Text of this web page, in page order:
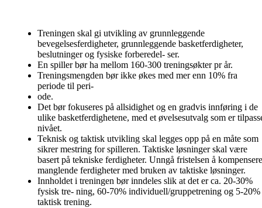
Treningen skal gi utvikling av grunnleggende
bevegelsesferdigheter, grunnleggende basketferdigheter,
beslutninger og fysiske forberedel- ser.
En spiller bør ha mellom 160-300 treningsøkter pr år.
Treningsmengden bør ikke økes med mer enn 10% fra
periode til peri-
ode.
Det bør fokuseres på allsidighet og en gradvis innføring i de
ulike basketferdighetene, med et øvelsesutvalg som er
nivået.
Teknisk og taktisk utvikling skal legges opp på en måte som
sikrer mestring for spilleren. Taktiske løsninger skal være
basert på tekniske ferdigheter. Unngå fristelsen å kompensere
manglende ferdigheter med bruken av taktiske løsninger.
Innholdet i treningen bør inndeles slik at det er ca. 20-30%
fysisk tre- ning, 60-70% individuell/gruppetrening og 5-20%
taktisk trening.